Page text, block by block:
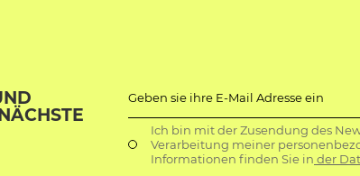
Geben sie ihre E-Mail Adresse ein
Ich bin mit der Zusendung des
Verarbeitung meiner
Informationen finden Sie in der